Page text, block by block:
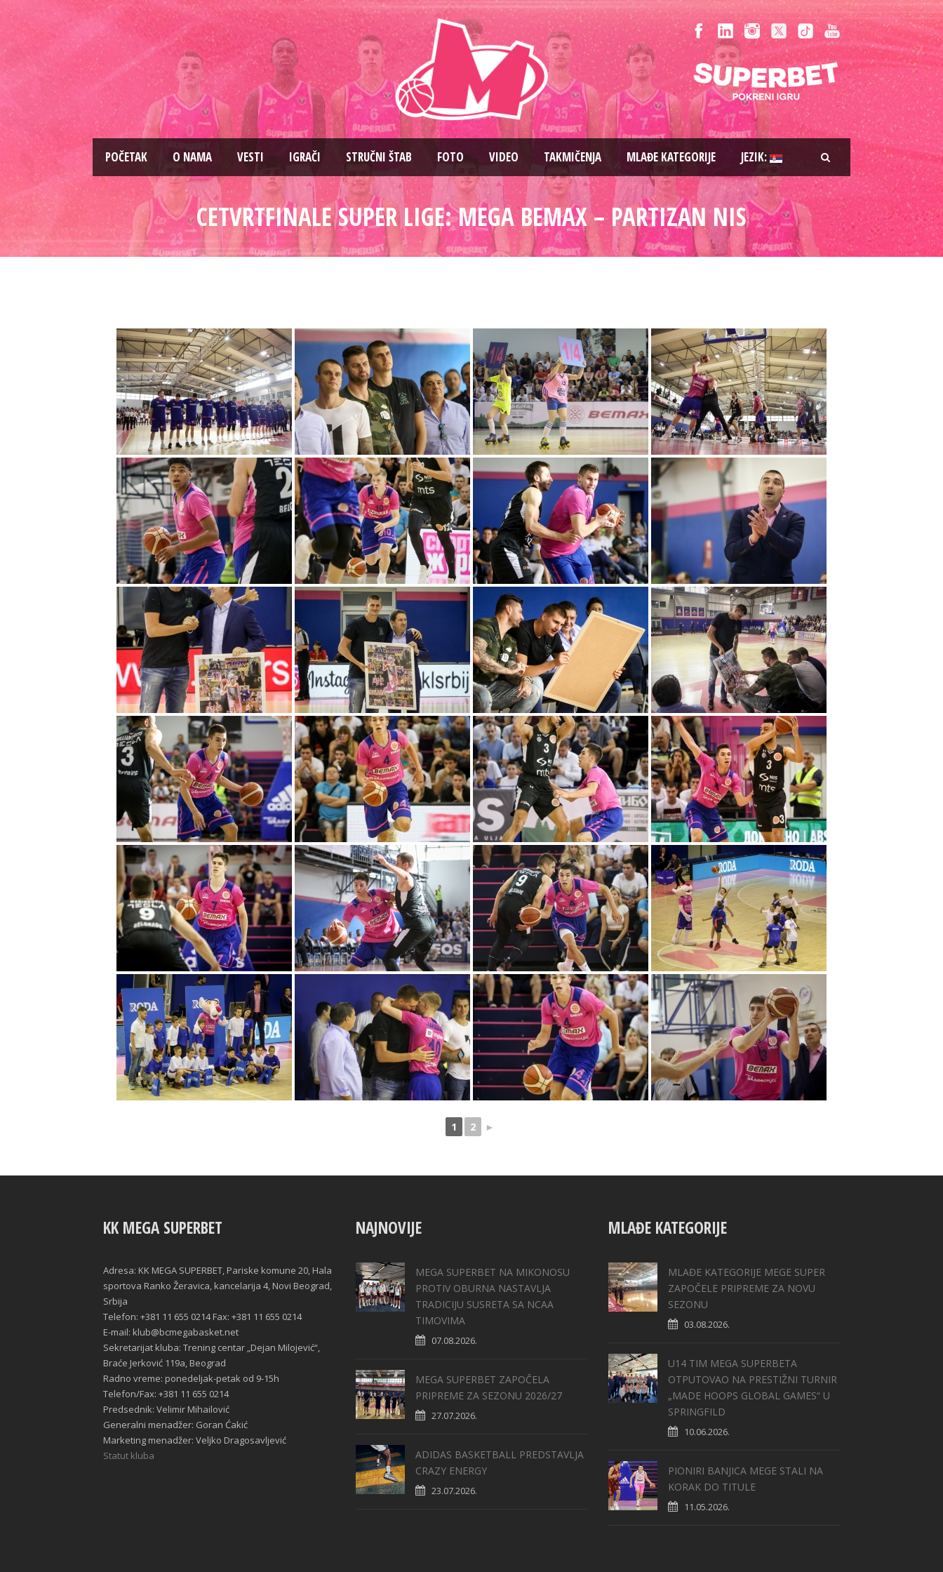
PОČETAK O NAMA VESTI IGRAČI STRUČNI ŠTAB FOTO VIDEO TAKMIČENJA MLAĐE KATEGORIJE JEZIK:
CETVRTFINALE SUPER LIGE: MEGA BEMAX – PARTIZAN NIS
1 2 ►
KK MEGA SUPERBET
Adresa: KK MEGA SUPERBET, Pariske komune 20, Hala
sportova Ranko Žeravica, kancelarija 4, Novi Beograd,
Srbija
Telefon: +381 11 655 0214 Fax: +381 11 655 0214
E-mail: klub@bcmegabasket.net
Sekretarijat kluba: Trening centar „Dejan Milojević“,
Braće Jerković 119a, Beograd
Radno vreme: ponedeljak-petak od 9-15h
Telefon/Fax: +381 11 655 0214
Predsednik: Velimir Mihailović
Generalni menadžer: Goran Ćakić
Marketing menadžer: Veljko Dragosavljević
Statut kluba
NAJNOVIJE
MEGA SUPERBET NA MIKONOSU
PROTIV OBURNA NASTAVLJA
TRADICIJU SUSRETA SA NCAA
TIMOVIMA
07.08.2026.
MEGA SUPERBET ZAPOČELA
PRIPREME ZA SEZONU 2026/27
27.07.2026.
ADIDAS BASKETBALL PREDSTAVLJA
CRAZY ENERGY
23.07.2026.
MLAĐE KATEGORIJE
MLAĐE KATEGORIJE MEGE SUPER
ZAPOČELE PRIPREME ZA NOVU
SEZONU
03.08.2026.
U14 TIM MEGA SUPERBETA
OTPUTOVAO NA PRESTIŽNI TURNIR
„MADE HOOPS GLOBAL GAMES“ U
SPRINGFILD
10.06.2026.
PIONIRI BANJICA MEGE STALI NA
KORAK DO TITULE
11.05.2026.